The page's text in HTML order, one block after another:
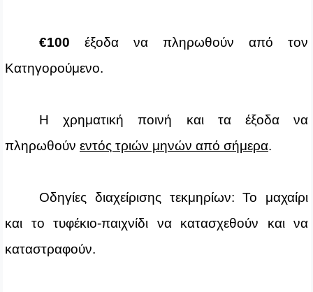
€100 έξοδα να πληρωθούν από τον
Κατηγορούμενο.
Η χρηματική ποινή και τα έξοδα να
πληρωθούν εντός τριών μηνών από σήμερα.
Οδηγίες διαχείρισης τεκμηρίων: Το μαχαίρι
και το τυφέκιο-παιχνίδι να κατασχεθούν και να
καταστραφούν.